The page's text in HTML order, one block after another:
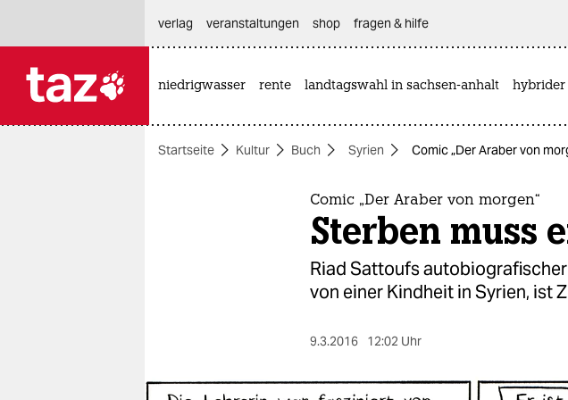
themen
verlag
veranstaltungen shop fragen & hilfe
niedrigwasser rente landtagswahl in sachsen-anhalt hybrider
Startseite Kultur Buch Syrien Comic „Der Araber von
Comic „Der Araber von morgen“
Sterben muss
Riad Sattoufs
von einer Kindheit in Syrien, ist
9.3.2016 12:02 Uhr